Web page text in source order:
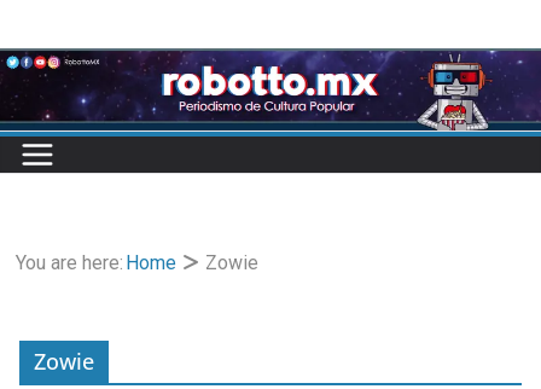
to
content
You are here: Home Zowie
Zowie